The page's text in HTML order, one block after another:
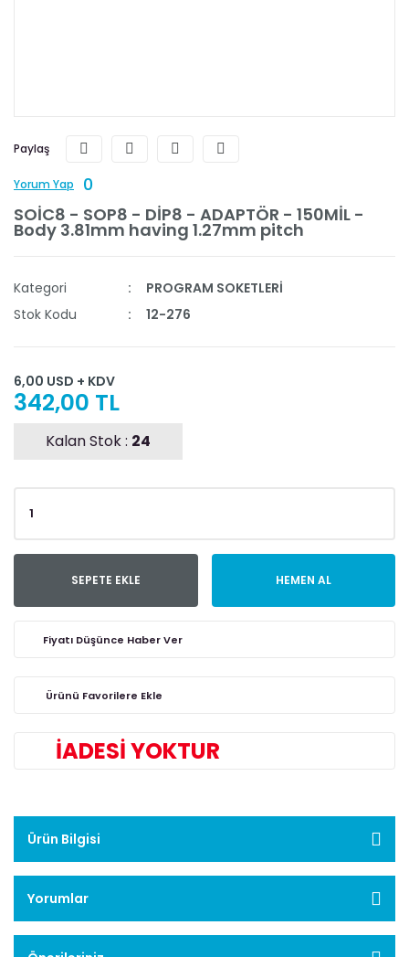
Paylaş
Yorum Yap
0
SOİC8 - SOP8 - DİP8 - ADAPTÖR - 150MİL -
Body 3.81mm having 1.27mm pitch
Kategori
PROGRAM SOKETLERİ
Stok Kodu
12-276
6,00 USD + KDV
342,00 TL
Kalan Stok : 24
SEPETE EKLE HEMEN AL
Fiyatı Düşünce Haber Ver
İADESİ YOKTUR
Ürün Bilgisi
Yorumlar